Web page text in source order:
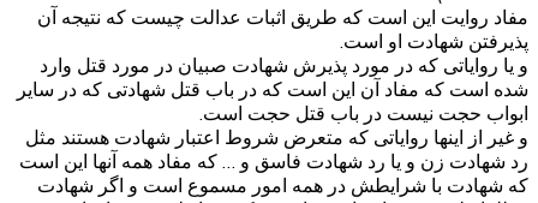
مفاد روایت این است که طریق اثبات عدالت چیست که نتیجه آن
پذیرفتن شهادت او است.
و یا روایاتی که در مورد پذیرش شهادت صبیان در مورد قتل وارد
شده است که مفاد آن این است که در باب قتل شهادتی که در سایر
ابواب حجت نیست در باب قتل حجت است.
و غیر از اینها روایاتی که متعرض شروط اعتبار شهادت هستند مثل
رد شهادت زن و یا رد شهادت فاسق و … که مفاد همه آنها این است
که شهادت با شرایطش در همه امور مسموع است و اگر شهادت